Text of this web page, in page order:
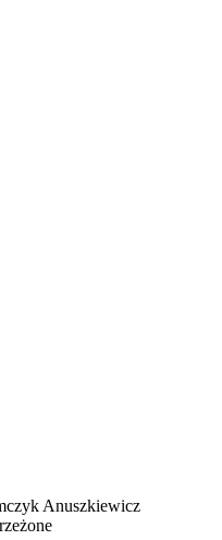
Anuszkiewicz